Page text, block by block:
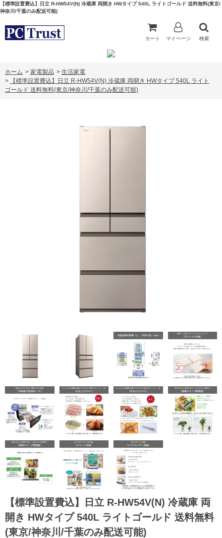
【標準設置費込】日立 R-HW54V(N) 冷蔵庫 両開き HWタイプ 540L ライトゴールド 送料無料(東京/
神奈川/千葉のみ配送可能)
カート マイページ 検索
ホーム > 家電製品 > 生活家電
>
【標準設置費込】日立 R-HW54V(N) 冷蔵庫 両開き HWタイプ 540L ライト
ゴールド 送料無料(東京/神奈川/千葉のみ配送可能)
【標準設置費込】日立 R-HW54V(N) 冷蔵庫 両
開き HWタイプ 540L ライトゴールド 送料無料
(東京/神奈川/千葉のみ配送可能)